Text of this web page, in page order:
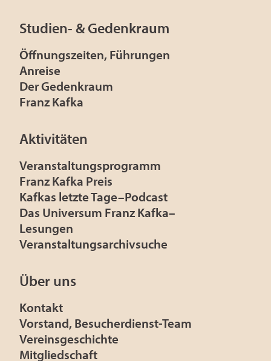
Studien- & Gedenkraum
Öffnungszeiten, Führungen
Anreise
Der Gedenkraum
Franz Kafka
Aktivitäten
Veranstaltungsprogramm
Franz Kafka Preis
Kafkas letzte Tage–Podcast
Das Universum Franz Kafka–
Lesungen
Veranstaltungsarchivsuche
Über uns
Kontakt
Vorstand, Besucherdienst-Team
Vereinsgeschichte
Mitgliedschaft